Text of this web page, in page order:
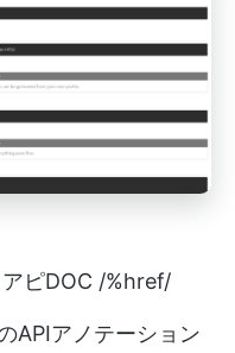
アピDOC /%href/
APIアノテーション